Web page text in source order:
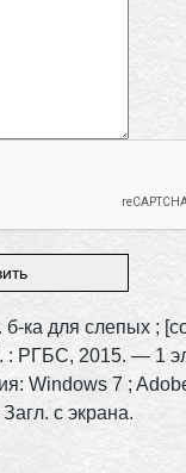
б-ка для слепых ;
РГБС, 2015. — 1
Windows 7 ;
с экрана.